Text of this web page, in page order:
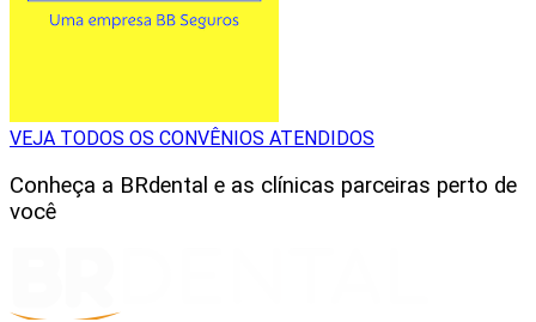
VEJA TODOS OS CONVÊNIOS ATENDIDOS
Conheça a BRdental e as clínicas parceiras perto de
você